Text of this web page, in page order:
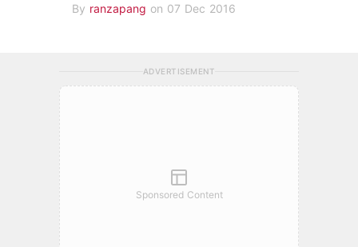
By ranzapang on 07 Dec 2016
ADVERTISEMENT
Sponsored Content